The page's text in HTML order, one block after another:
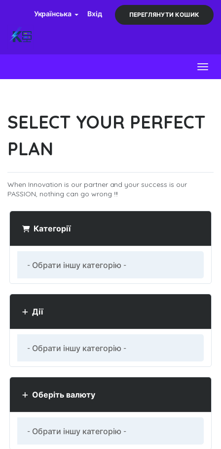
Українська Вхід ПЕРЕГЛЯНУТИ КОШИК
SELECT YOUR PERFECT
PLAN
When Innovation is our partner and your success is our
PASSION, nothing can go wrong !!!
Категорії
Дії
Оберіть валюту